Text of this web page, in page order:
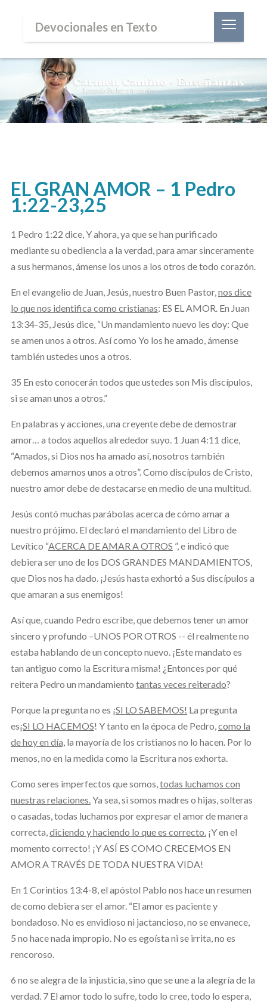
Devocionales en Texto ≡
EL GRAN AMOR – 1 Pedro
1:22-23,25
1 Pedro 1:22 dice, Y ahora, ya que se han purificado
mediante su obediencia a la verdad, para amar sinceramente
a sus hermanos, ámense los unos a los otros de todo corazón.
En el evangelio de Juan, Jesús, nuestro Buen Pastor, nos dice
lo que nos identifica como cristianas: ES EL AMOR. En Juan
13:34-35, Jesús dice, “Un mandamiento nuevo les doy: Que
se amen unos a otros. Así como Yo los he amado, ámense
también ustedes unos a otros.
35 En esto conocerán todos que ustedes son Mis discípulos,
si se aman unos a otros.”
En palabras y acciones, una creyente debe de demostrar
amor… a todos aquellos alrededor suyo. 1 Juan 4:11 dice,
“Amados, si Dios nos ha amado así, nosotros también
debemos amarnos unos a otros”. Como discípulos de Cristo,
nuestro amor debe de destacarse en medio de una multitud.
Jesús contó muchas parábolas acerca de cómo amar a
nuestro prójimo. El declaró el mandamiento del Libro de
Levítico “ACERCA DE AMAR A OTROS ”, e indicó que
debiera ser uno de los DOS GRANDES MANDAMIENTOS,
que Dios nos ha dado. ¡Jesús hasta exhortó a Sus discípulos a
que amaran a sus enemigos!
Así que, cuando Pedro escribe, que debemos tener un amor
sincero y profundo –UNOS POR OTROS -- él realmente no
estaba hablando de un concepto nuevo. ¡Este mandato es
tan antiguo como la Escritura misma! ¿Entonces por qué
reitera Pedro un mandamiento tantas veces reiterado?
Porque la pregunta no es ¡SI LO SABEMOS! La pregunta
es¡SI LO HACEMOS! Y tanto en la época de Pedro, como la
de hoy en día, la mayoría de los cristianos no lo hacen. Por lo
menos, no en la medida como la Escritura nos exhorta.
Como seres imperfectos que somos, todas luchamos con
nuestras relaciones. Ya sea, si somos madres o hijas, solteras
o casadas, todas luchamos por expresar el amor de manera
correcta, diciendo y haciendo lo que es correcto. ¡Y en el
momento correcto! ¡Y ASÍ ES COMO CRECEMOS EN
AMOR A TRAVÉS DE TODA NUESTRA VIDA!
En 1 Corintios 13:4-8, el apóstol Pablo nos hace un resumen
de como debiera ser el amor. “El amor es paciente y
bondadoso. No es envidioso ni jactancioso, no se envanece,
5 no hace nada impropio. No es egoísta ni se irrita, no es
rencoroso.
6 no se alegra de la injusticia, sino que se une a la alegría de la
verdad. 7 El amor todo lo sufre, todo lo cree, todo lo espera,